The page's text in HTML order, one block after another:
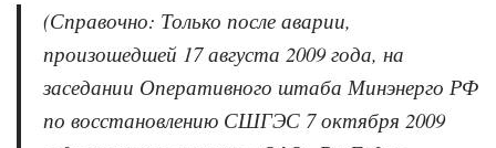
(Справочно: Только после аварии,
произошедшей 17 августа 2009 года, на
заседании Оперативного штаба Минэнерго РФ
по восстановлению СШГЭС 7 октября 2009